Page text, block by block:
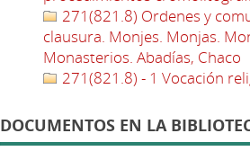
271(821.8) Ordenes y
clausura. Monjes. Monjas.
Monasterios. Abadías, Chaco
271(821.8) - 1 Vocación
DOCUMENTOS EN LA